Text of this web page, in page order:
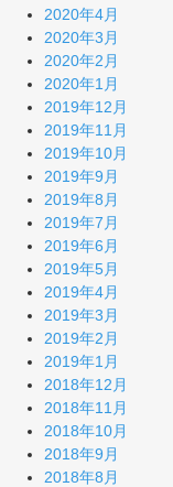
2020年4月
2020年3月
2020年2月
2020年1月
2019年12月
2019年11月
2019年10月
2019年9月
2019年8月
2019年7月
2019年6月
2019年5月
2019年4月
2019年3月
2019年2月
2019年1月
2018年12月
2018年11月
2018年10月
2018年9月
2018年8月